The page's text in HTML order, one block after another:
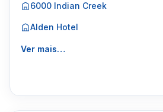
6000 Indian Creek
Alden Hotel
Ver mais…